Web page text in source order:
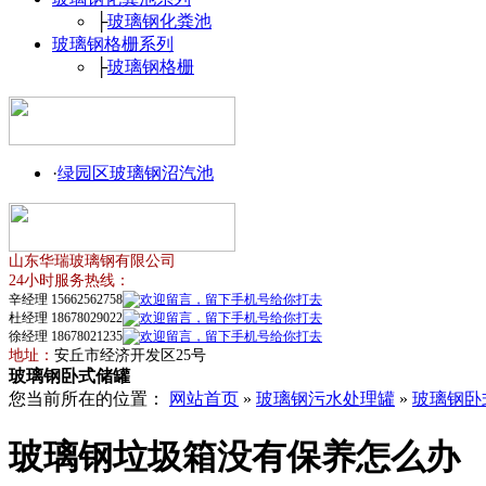
├玻璃钢化粪池
玻璃钢格栅系列
├玻璃钢格栅
·绿园区玻璃钢沼汽池
山东华瑞玻璃钢有限公司
24小时服务热线：
辛经理 15662562758
杜经理 18678029022
徐经理 18678021235
地址： 安丘市经济开发区25号
玻璃钢卧式储罐
您当前所在的位置：
网站首页 » 玻璃钢污水处理罐 » 玻璃钢卧
玻璃钢垃圾箱没有保养怎么办